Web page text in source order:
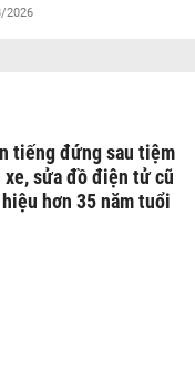
2026
tiếng đứng sau tiệm
xe, sửa đồ điện tử cũ
hơn 35 năm tuổi